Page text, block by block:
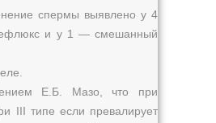
спермы выявлено у 4
и у 1 — смешанный
Е.Б. Мазо, что при
III типе если превалирует